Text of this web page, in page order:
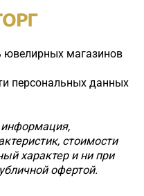
магазинов
персональных данных
информация,
стоимости
характер и ни при
офертой.